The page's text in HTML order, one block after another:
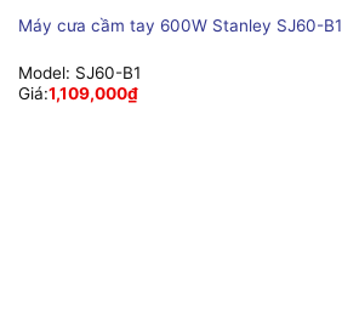
Máy cưa cầm tay 600W Stanley SJ60-B1
Model: SJ60-B1
Giá:1,109,000₫